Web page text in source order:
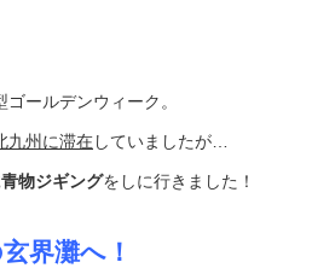
ールデンウィーク。
九州に滞在していましたが…
物ジギングをしに行きました！
界灘へ！